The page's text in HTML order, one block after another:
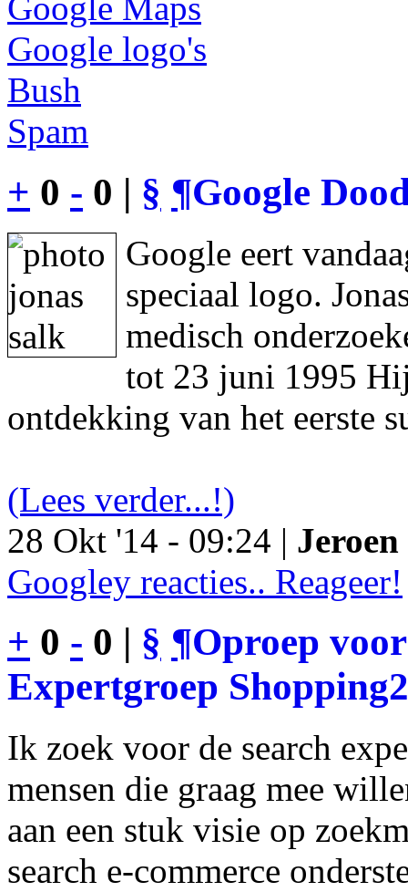
Google logo's
Bush
Spam
+ 0 - 0 | § ¶Google
Google eert
speciaal logo.
medisch
tot 23 juni 1995
ontdekking van het eerste
(Lees verder...!)
28 Okt '14 - 09:24 |
Googley reacties.. Reageer!
+ 0 - 0 | § ¶Oproep
Expertgroep
Ik zoek voor de search
mensen die graag mee
aan een stuk visie op
search e-commerce